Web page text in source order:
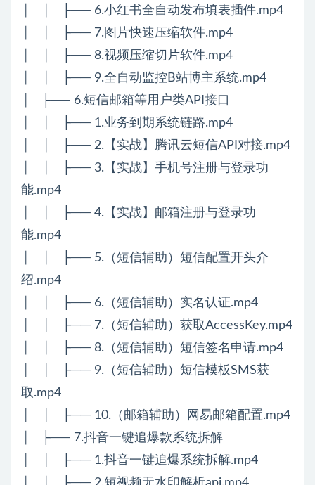
│ │ ├── 6.小红书全自动发布填表插件.mp4
│ │ ├── 7.图片快速压缩软件.mp4
│ │ ├── 8.视频压缩切片软件.mp4
│ │ ├── 9.全自动监控B站博主系统.mp4
│ ├── 6.短信邮箱等用户类API接口
│ │ ├── 1.业务到期系统链路.mp4
│ │ ├── 2.【实战】腾讯云短信API对接.mp4
│ │ ├── 3.【实战】手机号注册与登录功
能.mp4
│ │ ├── 4.【实战】邮箱注册与登录功
能.mp4
│ │ ├── 5.（短信辅助）短信配置开头介
绍.mp4
│ │ ├── 6.（短信辅助）实名认证.mp4
│ │ ├── 7.（短信辅助）获取AccessKey.mp4
│ │ ├── 8.（短信辅助）短信签名申请.mp4
│ │ ├── 9.（短信辅助）短信模板SMS获
取.mp4
│ │ ├── 10.（邮箱辅助）网易邮箱配置.mp4
│ ├── 7.抖音一键追爆款系统拆解
│ │ ├── 1.抖音一键追爆系统拆解.mp4